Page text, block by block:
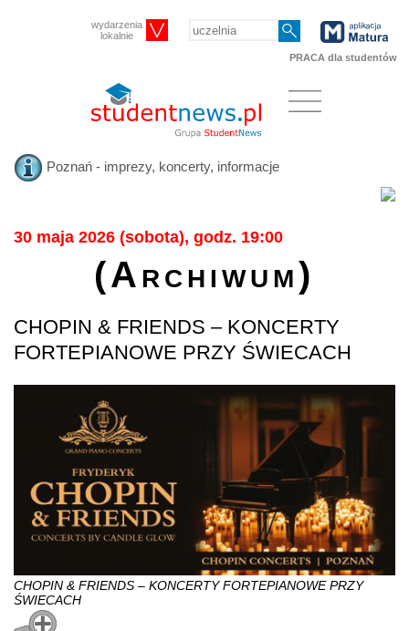
wydarzenia
lokalnie
PRACA dla studentów
Poznań - imprezy, koncerty, informacje
30 maja 2026 (sobota), godz. 19:00
(Archiwum)
CHOPIN & FRIENDS – KONCERTY
FORTEPIANOWE PRZY ŚWIECACH
CHOPIN & FRIENDS – KONCERTY FORTEPIANOWE PRZY
ŚWIECACH